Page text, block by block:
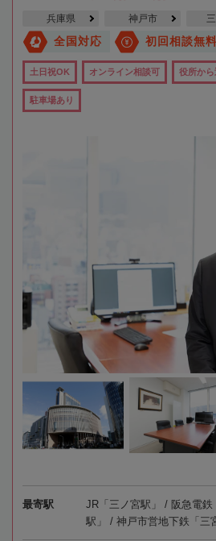
兵庫県 神戸市
全国対応 初回相談無料
土日祝OK オンライン相談可 役所から
駐車場あり
最寄駅
JR「三ノ宮駅」 / 阪急電
駅」 / 神戸市営地下鉄「三